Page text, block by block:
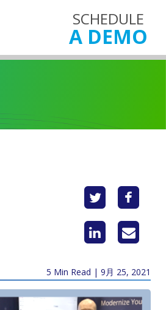
SCHEDULE
A DEMO
5 Min Read | 9月 25, 2021